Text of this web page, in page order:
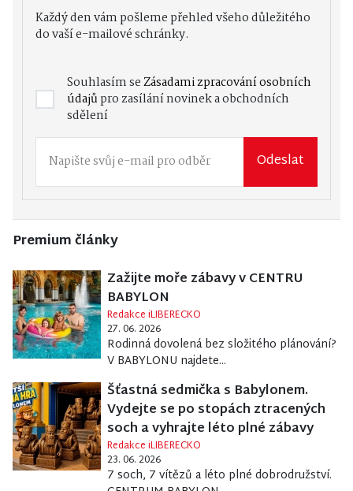
Každý den vám pošleme přehled všeho důležitého
do vaší e-mailové schránky.
Souhlasím seZásadami zpracování osobních
údajůpro zasílání novinek a obchodních
sdělení
Odeslat
Premium články
Zažijte moře zábavy v CENTRU
BABYLON
Redakce iLIBERECKO
27. 06. 2026
Rodinná dovolená bez složitého plánování?
V BABYLONU najdete...
Šťastná sedmička s Babylonem.
Vydejte se po stopách ztracených
soch a vyhrajte léto plné zábavy
Redakce iLIBERECKO
23. 06. 2026
7 soch, 7 vítězů a léto plné dobrodružství.